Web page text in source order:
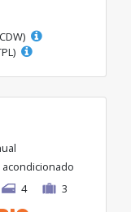
acondicionado
4 3